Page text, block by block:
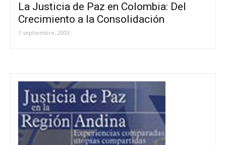
La Justicia de Paz en Colombia: Del
Crecimiento a la Consolidación
1 septiembre, 2003